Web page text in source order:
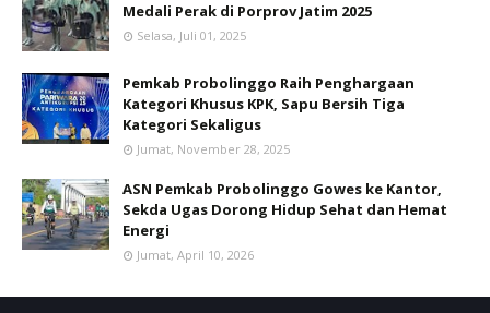
Medali Perak di Porprov Jatim 2025
Selasa, Juli 01, 2025
Pemkab Probolinggo Raih Penghargaan
Kategori Khusus KPK, Sapu Bersih Tiga
Kategori Sekaligus
Jumat, November 28, 2025
ASN Pemkab Probolinggo Gowes ke Kantor,
Sekda Ugas Dorong Hidup Sehat dan Hemat
Energi
Jumat, April 10, 2026